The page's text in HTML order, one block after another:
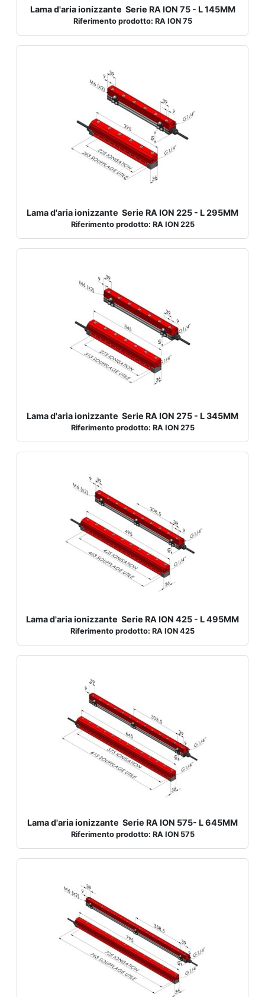
Lama d'aria ionizzante Serie RA ION 75 - L 145MM
Riferimento prodotto: RA ION 75
Lama d'aria ionizzante Serie RA ION 225 - L 295MM
Riferimento prodotto: RA ION 225
Lama d'aria ionizzante Serie RA ION 275 - L 345MM
Riferimento prodotto: RA ION 275
Lama d'aria ionizzante Serie RA ION 425 - L 495MM
Riferimento prodotto: RA ION 425
Lama d'aria ionizzante Serie RA ION 575- L 645MM
Riferimento prodotto: RA ION 575